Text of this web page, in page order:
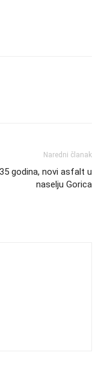
Naredni članak
godina, novi asfalt u
naselju Gorica